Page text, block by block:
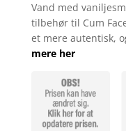
af 5
baseret på
kundebedøm
melser
Vand med
tilbehør til Cum
et mere autentisk,
mere her